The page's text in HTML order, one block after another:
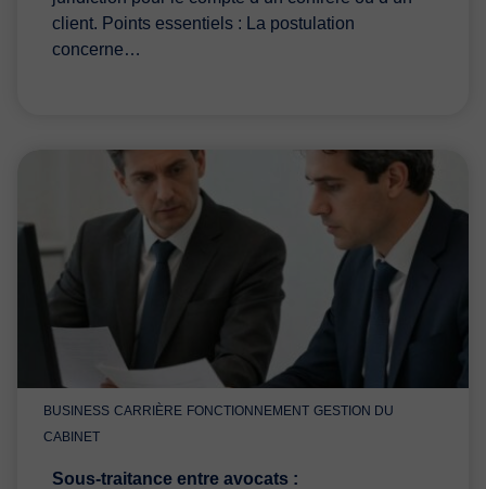
client. Points essentiels : La postulation
concerne…
BUSINESS CARRIÈRE FONCTIONNEMENT GESTION DU
CABINET
Sous-traitance entre avocats :